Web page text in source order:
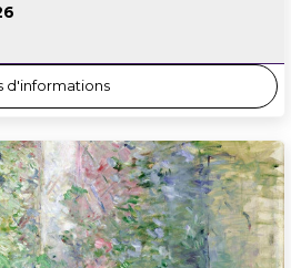
d'informations